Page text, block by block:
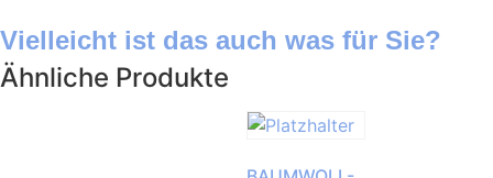
Vielleicht ist das auch was für Sie?
Ähnliche Produkte